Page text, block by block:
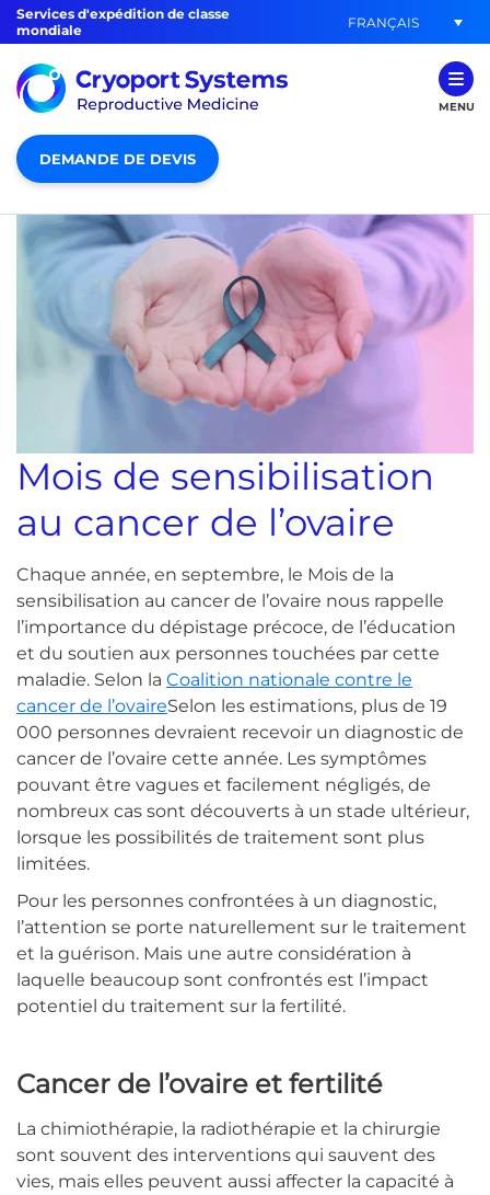
Services d'expédition de classe
mondiale
FRANÇAIS
MENU
DEMANDE DE DEVIS
Mois de sensibilisation
au cancer de l’ovaire
Chaque année, en septembre, le Mois de la
sensibilisation au cancer de l’ovaire nous rappelle
l’importance du dépistage précoce, de l’éducation
et du soutien aux personnes touchées par cette
maladie. Selon la Coalition nationale contre le
cancer de l’ovaireSelon les estimations, plus de 19
000 personnes devraient recevoir un diagnostic de
cancer de l’ovaire cette année. Les symptômes
pouvant être vagues et facilement négligés, de
nombreux cas sont découverts à un stade ultérieur,
lorsque les possibilités de traitement sont plus
limitées.
Pour les personnes confrontées à un diagnostic,
l’attention se porte naturellement sur le traitement
et la guérison. Mais une autre considération à
laquelle beaucoup sont confrontés est l’impact
potentiel du traitement sur la fertilité.
Cancer de l’ovaire et fertilité
La chimiothérapie, la radiothérapie et la chirurgie
sont souvent des interventions qui sauvent des
vies, mais elles peuvent aussi affecter la capacité à